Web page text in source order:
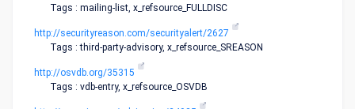
Tags : mailing-list, x_refsource_FULLDISC
http://securityreason.com/securityalert/2627
Tags : third-party-advisory, x_refsource_SREASON
http://osvdb.org/35315
Tags : vdb-entry, x_refsource_OSVDB